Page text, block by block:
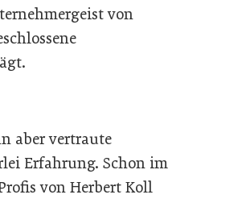
von
aber vertraute
Erfahrung. Schon im
von Herbert Koll